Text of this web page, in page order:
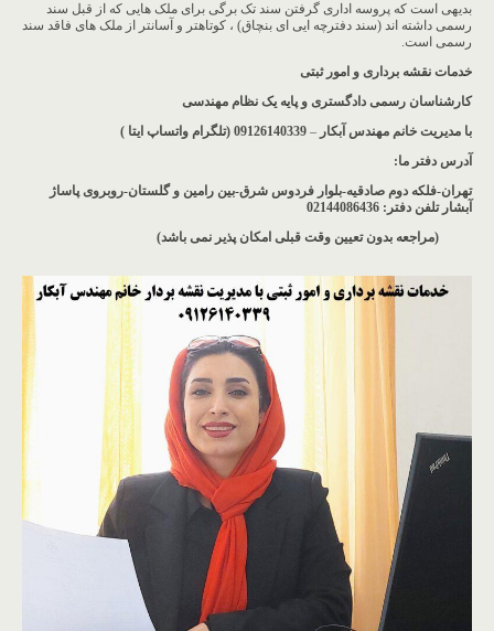
بدیهی است که پروسه اداری گرفتن سند تک برگی برای ملک هایی که از قبل سند
رسمی داشته اند (سند دفترچه ایی ای بنچاق) ، کوتاهتر و آسانتر از ملک های فاقد سند
رسمی است.
خدمات نقشه برداری و امور ثبتی
کارشناسان رسمی دادگستری و پایه یک نظام مهندسی
با مدیریت خانم مهندس آبکار – 09126140339 (تلگرام واتساپ ایتا )
آدرس دفتر ما:
تهران-فلکه دوم صادقیه-بلوار فردوس شرق-بین رامین و گلستان-روبروی پاساژ
آبشار تلفن دفتر: 02144086436
(مراجعه بدون تعیین وقت قبلی امکان پذیر نمی باشد)